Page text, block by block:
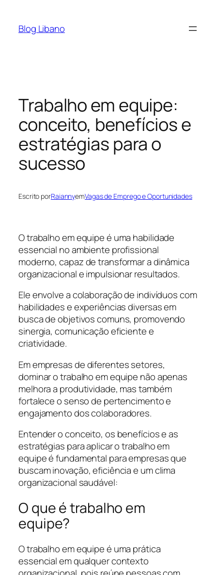
Blog Libano
Trabalho em equipe:
conceito, benefícios e
estratégias para o
sucesso
Escrito porRaiannyemVagas de Emprego e Oportunidades
O trabalho em equipe é uma habilidade
essencial no ambiente profissional
moderno, capaz de transformar a dinâmica
organizacional e impulsionar resultados.
Ele envolve a colaboração de indivíduos com
habilidades e experiências diversas em
busca de objetivos comuns, promovendo
sinergia, comunicação eficiente e
criatividade.
Em empresas de diferentes setores,
dominar o trabalho em equipe não apenas
melhora a produtividade, mas também
fortalece o senso de pertencimento e
engajamento dos colaboradores.
Entender o conceito, os benefícios e as
estratégias para aplicar o trabalho em
equipe é fundamental para empresas que
buscam inovação, eficiência e um clima
organizacional saudável:
O que é trabalho em
equipe?
O trabalho em equipe é uma prática
essencial em qualquer contexto